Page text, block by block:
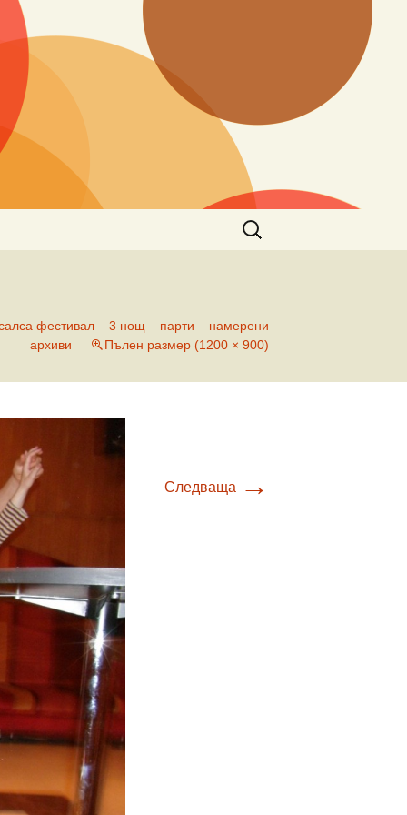
Търсене
за:
фестивал – 3 нощ – парти – намерени
архиви
Пълен размер (1200 × 900)
Следваща →